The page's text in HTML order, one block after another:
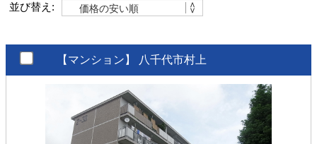
並び替え:
【マンション】 八千代市村上